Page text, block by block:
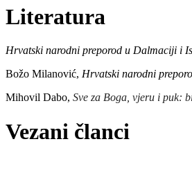
Literatura
Hrvatski narodni preporod u Dalmaciji i
Božo Milanović, Hrvatski narodni
Mihovil Dabo, Sve za Boga, vjeru i puk:
Vezani članci